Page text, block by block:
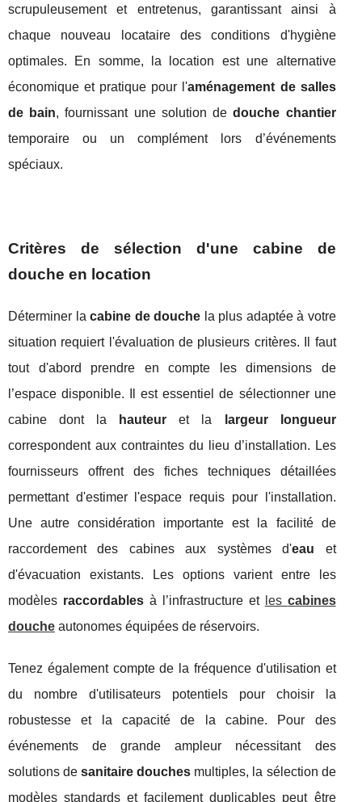
scrupuleusement et entretenus, garantissant ainsi à
chaque nouveau locataire des conditions d'hygiène
optimales. En somme, la location est une alternative
économique et pratique pour l'aménagement de salles
de bain, fournissant une solution dedouche chantier
temporaire ou un complément lors d’événements
spéciaux.
Critères de sélection d'une cabine de
douche en location
Déterminer lacabine de douche la plus adaptée à votre
situation requiert l'évaluation de plusieurs critères. Il faut
tout d'abord prendre en compte les dimensions de
l’espace disponible. Il est essentiel de sélectionner une
cabine dont la
hauteur et la
largeur longueur
correspondent aux contraintes du lieu d’installation. Les
fournisseurs offrent des fiches techniques détaillées
permettant d'estimer l'espace requis pour l'installation.
Une autre considération importante est la facilité de
raccordement des cabines aux systèmes d'eau et
d'évacuation existants. Les options varient entre les
modèles raccordablesà l’infrastructure et les cabines
douche autonomes équipées de réservoirs.
Tenez également compte de la fréquence d'utilisation et
du nombre d'utilisateurs potentiels pour choisir la
robustesse et la capacité de la cabine. Pour des
événements de grande ampleur nécessitant des
solutions desanitaire douches multiples, la sélection de
modèles standards et facilement duplicables peut être